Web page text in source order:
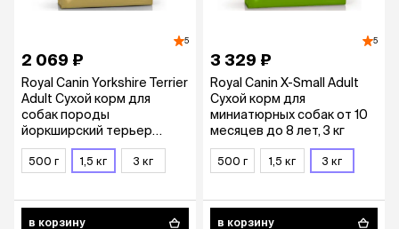
5
2 069 ₽
Royal Canin Yorkshire Terrier
Adult Сухой корм для
собак породы
йоркширский терьер
старше 10 месяцев, 1,5 кг
500 г 1,5 кг 3 кг
в корзину
5
3 329 ₽
Royal Canin X-Small Adult
Сухой корм для
миниатюрных собак от 10
месяцев до 8 лет, 3 кг
500 г 1,5 кг 3 кг
в корзину